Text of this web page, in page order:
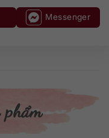
Messenger